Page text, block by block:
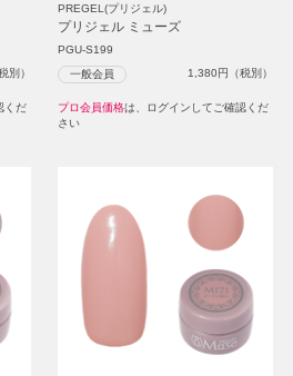
別）
くだ
PREGEL(プリジェル)
プリジェル ミューズ
PGU-S199
一般会員 1,380円（税別）
プロ会員価格は、ログインしてご確認くだ
さい